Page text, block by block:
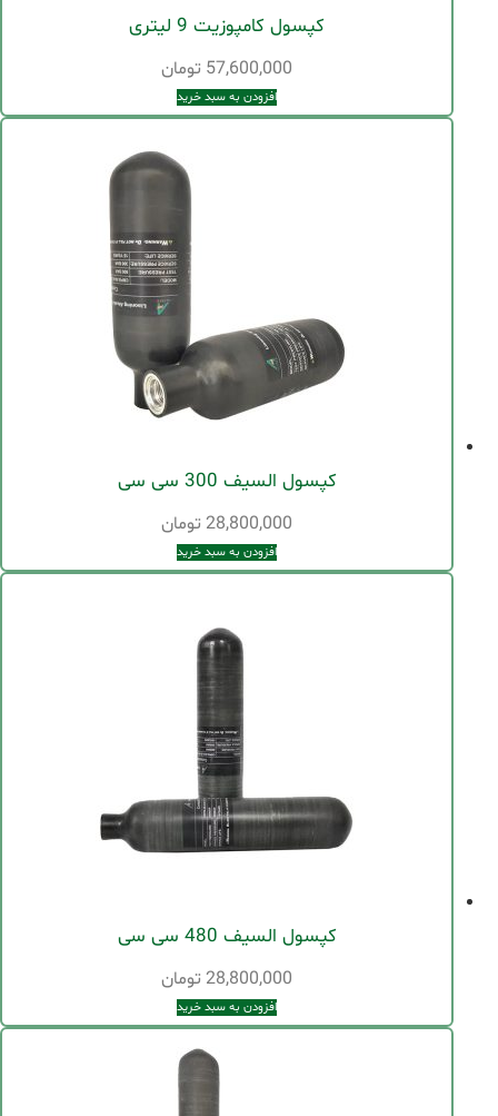
کپسول کامپوزیت 9 لیتری
57,600,000 تومان
افزودن به سبد خرید
کپسول السیف 300 سی سی
28,800,000 تومان
افزودن به سبد خرید
کپسول السیف 480 سی سی
28,800,000 تومان
افزودن به سبد خرید